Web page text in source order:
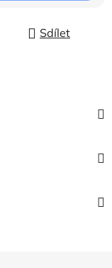
Sdílet